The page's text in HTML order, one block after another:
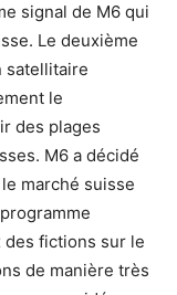
signal de M6 qui
Le deuxième
satellitaire
le
des plages
M6 a décidé
marché suisse
des fictions sur le
de manière très